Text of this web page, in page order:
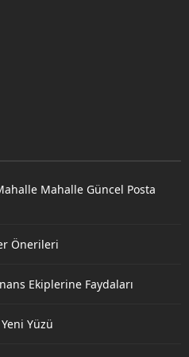
Mahalle Güncel Posta
Önerileri
Ekiplerine Faydaları
Yüzü